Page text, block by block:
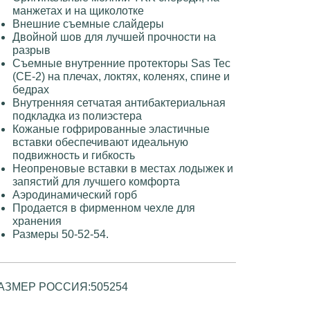
манжетах и ​​на щиколотке
Внешние съемные слайдеры
Двойной шов для лучшей прочности на
разрыв
Съемные внутренние протекторы Sas Tec
(CE-2) на плечах, локтях, коленях, спине и
бедрах
Внутренняя сетчатая антибактериальная
подкладка из полиэстера
Кожаные гофрированные эластичные
вставки обеспечивают идеальную
подвижность и гибкость
Неопреновые вставки в местах лодыжек и
запястий для лучшего комфорта
Аэродинамический горб
Продается в фирменном чехле для
хранения
Размеры 50-52-54.
РОССИЯ:505254